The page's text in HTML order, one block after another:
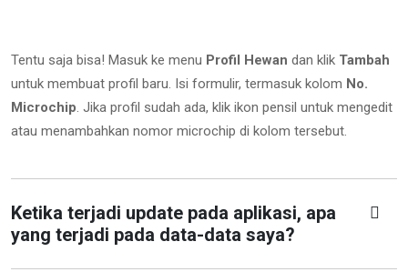
Tentu saja bisa! Masuk ke menu Profil Hewan dan klik Tambah
untuk membuat profil baru. Isi formulir, termasuk kolom No.
Microchip. Jika profil sudah ada, klik ikon pensil untuk mengedit
atau menambahkan nomor microchip di kolom tersebut.
Ketika terjadi update pada aplikasi, apa
yang terjadi pada data-data saya?